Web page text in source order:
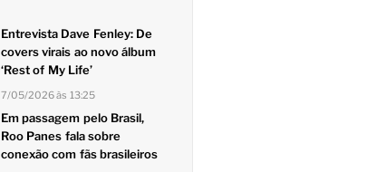
Entrevista Dave Fenley: De
covers virais ao novo álbum
‘Rest of My Life’
7/05/2026 às 13:25
Em passagem pelo Brasil,
Roo Panes fala sobre
conexão com fãs brasileiros